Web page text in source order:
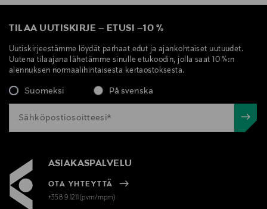
TILAA UUTISKIRJE – ETUSI –10 %
Uutiskirjeestämme löydät parhaat edut ja ajankohtaiset uutuudet.
Uutena tilaajana lähetämme sinulle etukoodin, jolla saat 10 %:n
alennuksen normaalihintaisesta kertaostoksesta.
Suomeksi På svenska
ASIAKASPALVELU
OTA YHTEYTTÄ
+358 9 1211(pvm/mpm)